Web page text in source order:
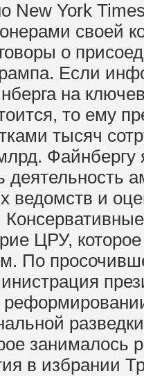
New York
своей
о
Если
на
то ему
тысяч
Файнбергу
деятельность
ведомств и
ЦРУ,
По
занималось
в избрании